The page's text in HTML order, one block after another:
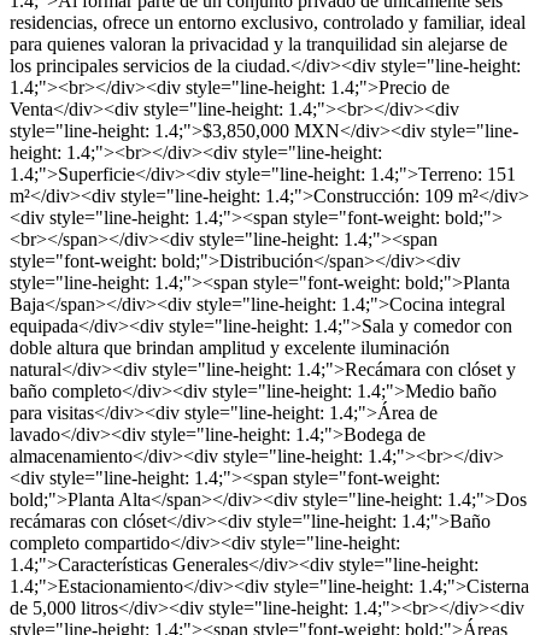
residencias, ofrece un entorno exclusivo, controlado y familiar, ideal
para quienes valoran la privacidad y la tranquilidad sin alejarse de
los principales servicios de la ciudad.</div><div style="line-height:
1.4;"><br></div><div style="line-height: 1.4;">Precio de
Venta</div><div style="line-height: 1.4;"><br></div><div
style="line-height: 1.4;">$3,850,000 MXN</div><div style="line-
height: 1.4;"><br></div><div style="line-height:
1.4;">Superficie</div><div style="line-height: 1.4;">Terreno: 151
m²</div><div style="line-height: 1.4;">Construcción: 109 m²</div>
<div style="line-height: 1.4;"><span style="font-weight: bold;">
<br></span></div><div style="line-height: 1.4;"><span
style="font-weight: bold;">Distribución</span></div><div
style="line-height: 1.4;"><span style="font-weight: bold;">Planta
Baja</span></div><div style="line-height: 1.4;">Cocina integral
equipada</div><div style="line-height: 1.4;">Sala y comedor con
doble altura que brindan amplitud y excelente iluminación
natural</div><div style="line-height: 1.4;">Recámara con clóset y
baño completo</div><div style="line-height: 1.4;">Medio baño
para visitas</div><div style="line-height: 1.4;">Área de
lavado</div><div style="line-height: 1.4;">Bodega de
almacenamiento</div><div style="line-height: 1.4;"><br></div>
<div style="line-height: 1.4;"><span style="font-weight:
bold;">Planta Alta</span></div><div style="line-height: 1.4;">Dos
recámaras con clóset</div><div style="line-height: 1.4;">Baño
completo compartido</div><div style="line-height:
1.4;">Características Generales</div><div style="line-height:
1.4;">Estacionamiento</div><div style="line-height: 1.4;">Cisterna
de 5,000 litros</div><div style="line-height: 1.4;"><br></div><div
style="line-height: 1.4;"><span style="font-weight: bold;">Áreas